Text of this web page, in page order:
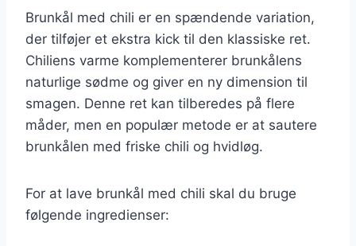
Brunkål med chili er en spændende variation,
der tilføjer et ekstra kick til den klassiske ret.
Chiliens varme komplementerer brunkålens
naturlige sødme og giver en ny dimension til
smagen. Denne ret kan tilberedes på flere
måder, men en populær metode er at sautere
brunkålen med friske chili og hvidløg.
For at lave brunkål med chili skal du bruge
følgende ingredienser: